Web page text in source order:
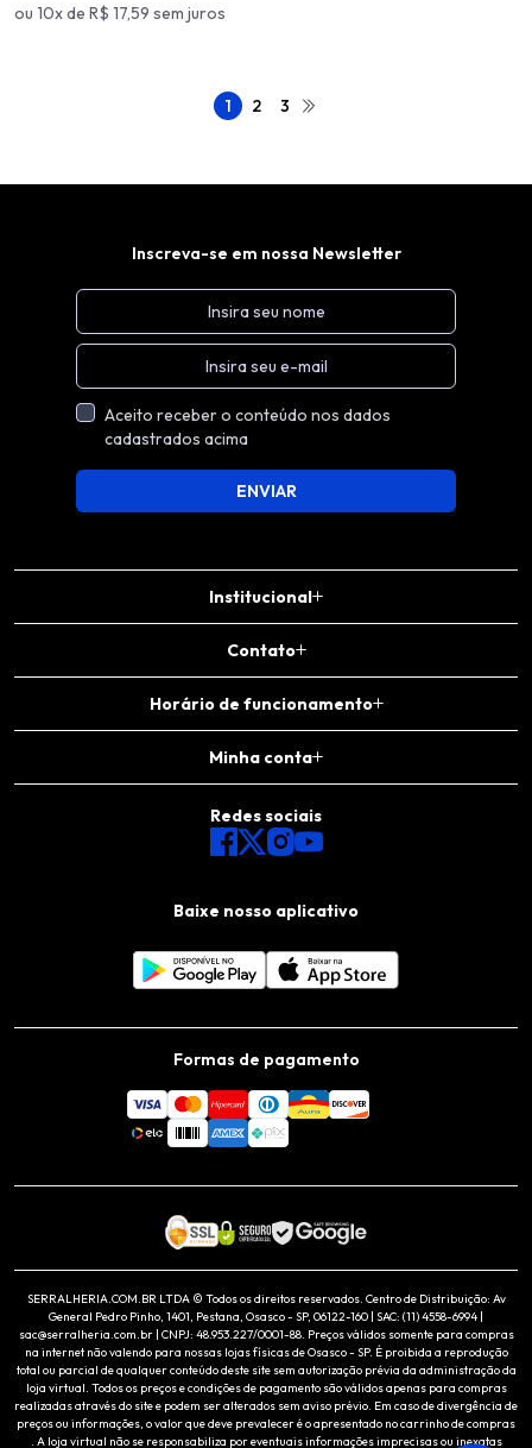
ou 10x de R$ 17,59 sem juros
1 2 3
Institucional
Contato
Horário de funcionamento
Minha conta
Baixe nosso aplicativo
Redes sociais
Inscreva-se em nossa Newsletter
Aceito receber o conteúdo nos dados
cadastrados acima
ENVIAR
Formas de pagamento
SERRALHERIA.COM.BR LTDA © Todos os direitos reservados. Centro de Distribuição: Av
General Pedro Pinho, 1401, Pestana, Osasco - SP, 06122-160 | SAC: (11) 4558-6994 |
sac@serralheria.com.br | CNPJ: 48.953.227/0001-88. Preços válidos somente para compras
na internet não valendo para nossas lojas físicas de Osasco - SP. É proibida a reprodução
total ou parcial de qualquer conteúdo deste site sem autorização prévia da administração da
loja virtual. Todos os preços e condições de pagamento são válidos apenas para compras
realizadas através do site e podem ser alterados sem aviso prévio. Em caso de divergência de
preços ou informações, o valor que deve prevalecer é o apresentado no carrinho de compras
. A loja virtual não se responsabiliza por eventuais informações imprecisas ou inexatas